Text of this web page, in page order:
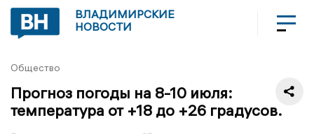
ВЛАДИМИРСКИЕ
НОВОСТИ
Общество
Прогноз погоды на 8-10 июля:
температура от +18 до +26 градусов.